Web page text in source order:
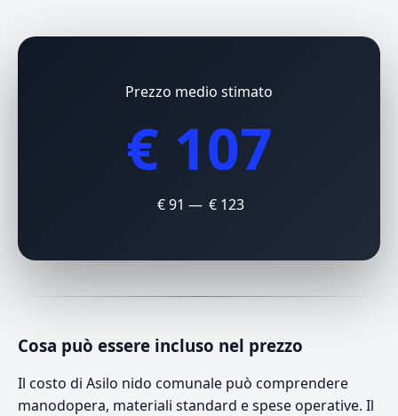
Prezzo medio stimato
€ 107
€ 91 — € 123
Cosa può essere incluso nel prezzo
Il costo di Asilo nido comunale può comprendere
manodopera, materiali standard e spese operative. Il